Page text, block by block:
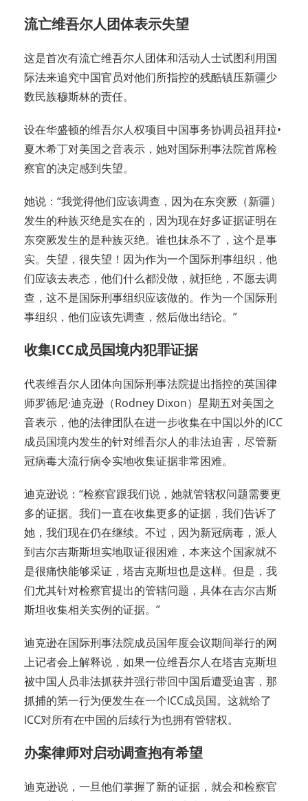
流亡维吾尔人团体表示失望
这是首次有流亡维吾尔人团体和活动人士试图利用国
际法来追究中国官员对他们所指控的残酷镇压新疆少
数民族穆斯林的责任。
设在华盛顿的维吾尔人权项目中国事务协调员祖拜拉•
夏木希丁对美国之音表示，她对国际刑事法院首席检
察官的决定感到失望。
她说：“我觉得他们应该调查，因为在东突厥（新疆）
发生的种族灭绝是实在的，因为现在好多证据证明在
东突厥发生的是种族灭绝。谁也抹杀不了，这个是事
实。失望，很失望！因为作为一个国际刑事组织，他
们应该去表态，他们什么都没做，就拒绝，不愿去调
查，这不是国际刑事组织应该做的。作为一个国际刑
事组织，他们应该先调查，然后做出结论。”
收集ICC成员国境内犯罪证据
代表维吾尔人团体向国际刑事法院提出指控的英国律
师罗德尼·迪克逊（Rodney Dixon）星期五对美国之
音表示，他的法律团队在进一步收集在中国以外的ICC
成员国境内发生的针对维吾尔人的非法迫害，尽管新
冠病毒大流行病令实地收集证据非常困难。
迪克逊说：“检察官跟我们说，她就管辖权问题需要更
多的证据。我们一直在收集更多的证据，我们告诉了
她，我们现在仍在继续。不过，因为新冠病毒，派人
到吉尔吉斯斯坦实地取证很困难，本来这个国家就不
是很痛快能够采证，塔吉克斯坦也是这样。但是，我
们尤其针对检察官提出的管辖问题，具体在吉尔吉斯
斯坦收集相关实例的证据。”
迪克逊在国际刑事法院成员国年度会议期间举行的网
上记者会上解释说，如果一位维吾尔人在塔吉克斯坦
被中国人员非法抓获并强行带回中国后遭受迫害，那
抓捕的第一行为便发生在一个ICC成员国。这就给了
ICC对所有在中国的后续行为也拥有管辖权。
办案律师对启动调查抱有希望
迪克逊说，一旦他们掌握了新的证据，就会和检察官